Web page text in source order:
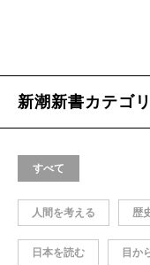
新潮新書カテゴリ
すべて
人間を考える 歴
日本を読む 目か